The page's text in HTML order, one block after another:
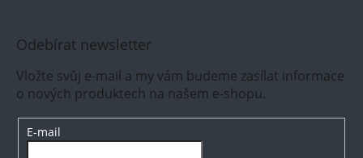
Odebírat newsletter
Vložte svůj e-mail a my vám budeme zasílat informace
o nových produktech na našem e-shopu.
E-mail